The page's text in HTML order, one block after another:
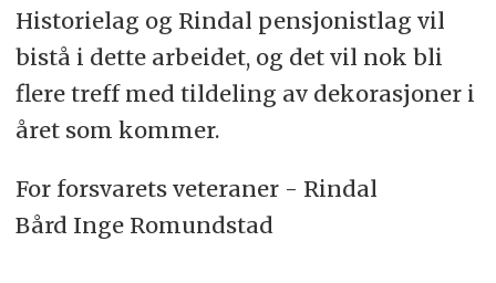
Historielag og Rindal pensjonistlag vil
bistå i dette arbeidet, og det vil nok bli
flere treff med tildeling av dekorasjoner i
året som kommer.
For forsvarets veteraner - Rindal
Bård Inge Romundstad